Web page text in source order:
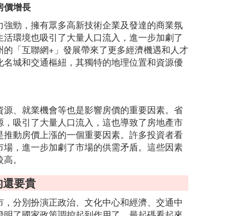
價增長
勁，擁有眾多高新技術企業及發達的商業氛
環境也吸引了大量人口流入，進一步加劇了
「互聯網+」發展帶來了更多經濟機遇和人才
城和交通樞紐，其獨特的地理位置和資源優
、就業機會等也是影響房價的重要因素。省
吸引了大量人口流入，這也導致了房地產市
動房價上漲的一個重要因素。許多投資者看
，進一步加劇了市場的供需矛盾。這些因素
。
要貴
分別扮演正政治、文化中心和經濟、交通中